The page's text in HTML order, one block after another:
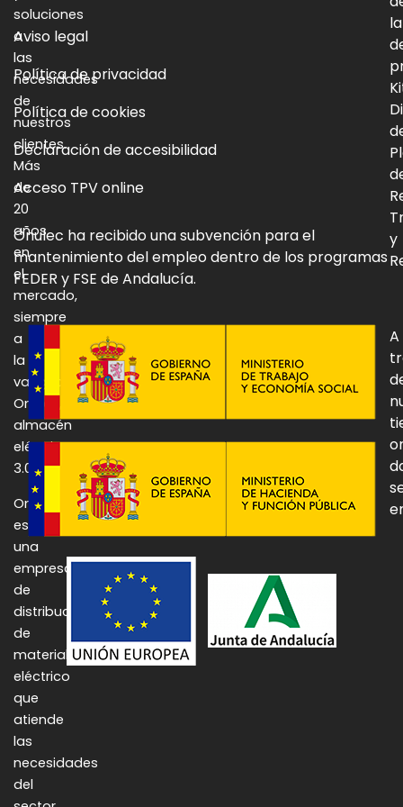
soluciones
a
las
necesidades
de
nuestros
clientes.
Más
de
20
años
en
el
mercado,
siempre
a
la
vanguardia:
Onulec,
almacén
eléctrico
3.0.
Onulec
es
una
empresa
de
distribución
de
material
eléctrico
que
atiende
las
necesidades
del
Aviso legal
Política de privacidad
Política de cookies
Declaración de accesibilidad
Acceso TPV online
Onulec ha recibido una subvención para el
mantenimiento del empleo dentro de los programas
FEDER y FSE de Andalucía.
la
y
A